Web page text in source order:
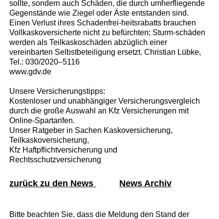
sollte, sondern auch Schäden, die durch umherfliegende
Gegenstände wie Ziegel oder Äste entstanden sind.
Einen Verlust ihres Schadenfrei-heitsrabatts brauchen
Vollkaskoversicherte nicht zu befürchten; Sturm-schäden
werden als Teilkaskoschäden abzüglich einer
vereinbarten Selbstbeteiligung ersetzt. Christian Lübke,
Tel.: 030/2020–5116
www.gdv.de
Unsere Versicherungstipps:
Kostenloser und unabhängiger Versicherungsvergleich
durch die große Auswahl an Kfz Versicherungen mit
Online-Spartarifen.
Unser Ratgeber in Sachen Kaskoversicherung,
Teilkaskoversicherung,
Kfz Haftpflichtversicherung und
Rechtsschutzversicherung
zurück zu den News News Archiv
Bitte beachten Sie, dass die Meldung den Stand der